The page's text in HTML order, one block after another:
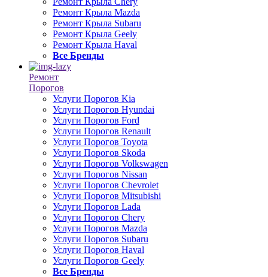
Ремонт Крыла Mazda
Ремонт Крыла Subaru
Ремонт Крыла Geely
Ремонт Крыла Haval
Все Бренды
Ремонт
Порогов
Услуги Порогов Kia
Услуги Порогов Hyundai
Услуги Порогов Ford
Услуги Порогов Renault
Услуги Порогов Toyota
Услуги Порогов Skoda
Услуги Порогов Volkswagen
Услуги Порогов Nissan
Услуги Порогов Chevrolet
Услуги Порогов Mitsubishi
Услуги Порогов Lada
Услуги Порогов Chery
Услуги Порогов Mazda
Услуги Порогов Subaru
Услуги Порогов Haval
Услуги Порогов Geely
Все Бренды